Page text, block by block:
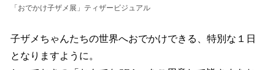
「おでかけ子ザメ展」ティザービジュアル
子ザメちゃんたちの世界へおでかけできる、特別な１日
となりますように。